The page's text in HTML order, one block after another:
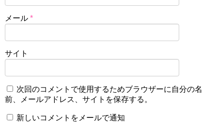
メール *
サイト
次回のコメントで使用するためブラウザーに自分の名
前、メールアドレス、サイトを保存する。
新しいコメントをメールで通知